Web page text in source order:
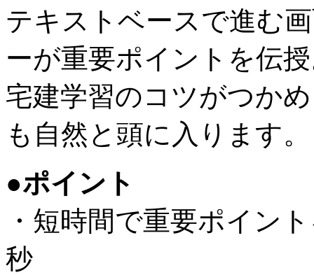
テキストベースで進む
ーが重要ポイントを伝
宅建学習のコツがつか
も自然と頭に入ります。
●ポイント
・短時間で重要ポイン
秒